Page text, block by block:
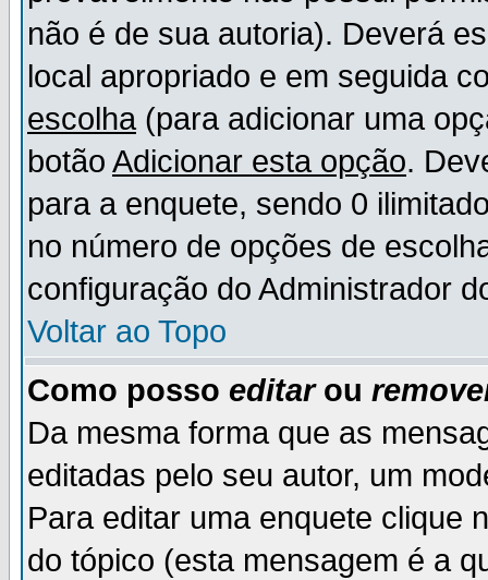
não é de sua autoria). Deverá
local apropriado e em seguida
escolha (para adicionar uma
botão Adicionar esta opção.
para a enquete, sendo 0
no número de opções de
configuração do Administrador
Voltar ao Topo
Como posso editarou
Da mesma forma que as
editadas pelo seu autor, um
Para editar uma enquete clique
do tópico (esta mensagem é a